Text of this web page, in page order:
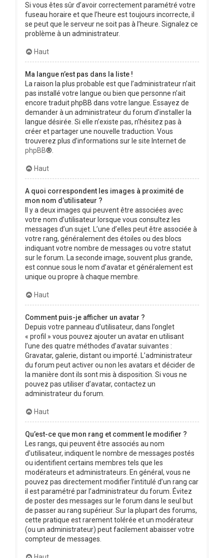
Si vous êtes sûr d’avoir correctement paramétré votre
fuseau horaire et que l’heure est toujours incorrecte, il
se peut que le serveur ne soit pas à l’heure. Signalez ce
problème à un administrateur.
Haut
Ma langue n’est pas dans la liste !
La raison la plus probable est que l’administrateur n’ait
pas installé votre langue ou bien que personne n’ait
encore traduit phpBB dans votre langue. Essayez de
demander à un administrateur du forum d’installer la
langue désirée. Si elle n’existe pas, n’hésitez pas à
créer et partager une nouvelle traduction. Vous
trouverez plus d’informations sur le site Internet de
phpBB®.
Haut
A quoi correspondent les images à proximité de
mon nom d’utilisateur ?
Il y a deux images qui peuvent être associées avec
votre nom d’utilisateur lorsque vous consultez les
messages d’un sujet. L’une d’elles peut être associée à
votre rang, généralement des étoiles ou des blocs
indiquant votre nombre de messages ou votre statut
sur le forum. La seconde image, souvent plus grande,
est connue sous le nom d’avatar et généralement est
unique ou propre à chaque membre.
Haut
Comment puis-je afficher un avatar ?
Depuis votre panneau d’utilisateur, dans l’onglet
« profil » vous pouvez ajouter un avatar en utilisant
l’une des quatre méthodes d’avatar suivantes :
Gravatar, galerie, distant ou importé. L’administrateur
du forum peut activer ou non les avatars et décider de
la manière dont ils sont mis à disposition. Si vous ne
pouvez pas utiliser d’avatar, contactez un
administrateur du forum.
Haut
Qu’est-ce que mon rang et comment le modifier ?
Les rangs, qui peuvent être associés au nom
d’utilisateur, indiquent le nombre de messages postés
ou identifient certains membres tels que les
modérateurs et administrateurs. En général, vous ne
pouvez pas directement modifier l’intitulé d’un rang car
il est paramétré par l’administrateur du forum. Évitez
de poster des messages sur le forum dans le seul but
de passer au rang supérieur. Sur la plupart des forums,
cette pratique est rarement tolérée et un modérateur
(ou un administrateur) peut facilement abaisser votre
compteur de messages.